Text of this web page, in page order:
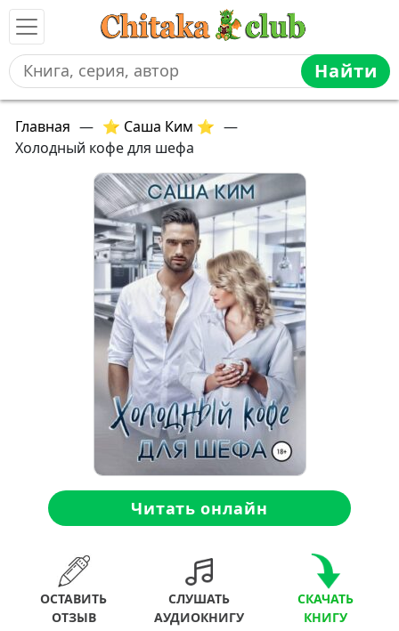
Найти
Главная — ⭐ Саша Ким ⭐ —
Холодный кофе для шефа
Читать онлайн
ОСТАВИТЬ
ОТЗЫВ
СЛУШАТЬ
АУДИОКНИГУ
СКАЧАТЬ
КНИГУ